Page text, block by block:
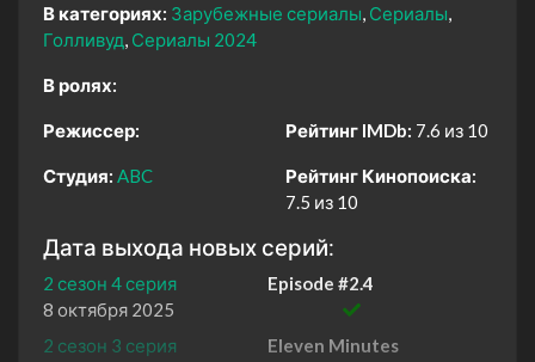
В категориях: Зарубежные сериалы Сериалы
Голливуд Сериалы 2024
В ролях:
Режиссер:
Студия: ABC
Рейтинг IMDb: 7.6 из 10
Рейтинг Кинопоиска:
7.5 из 10
Дата выхода новых серий:
2 сезон 4 серия
Episode #2.4
8 октября 2025
2 сезон 3 серия
Eleven Minutes